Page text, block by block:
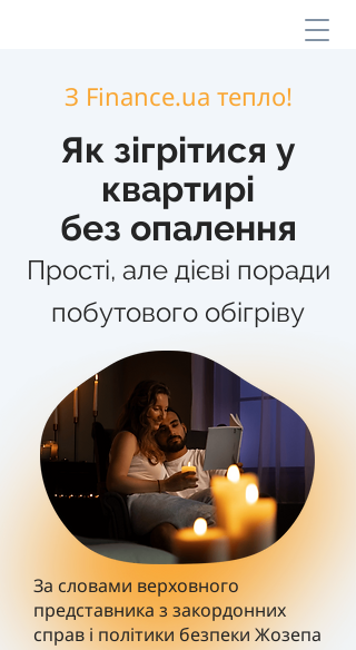
З Finance.ua тепло!
Як зігрітися у
квартирі
без опалення
Прості, але дієві поради
побутового обігріву
За словами верховного
представника з закордонних
справ і політики безпеки Жозепа